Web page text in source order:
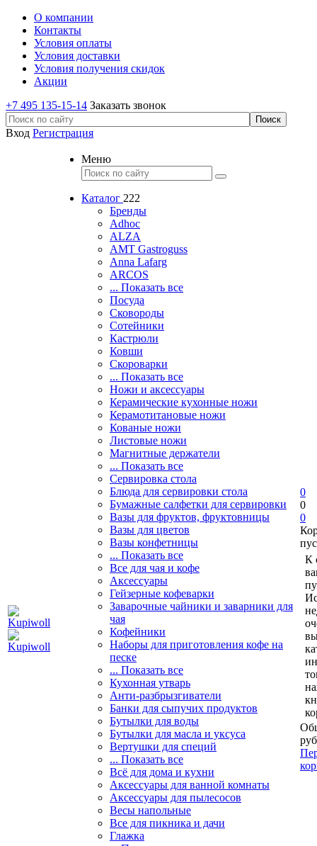
О компании
Контакты
Условия оплаты
Условия доставки
Условия получения скидок
Акции
+7 495 135-15-14 Заказать звонок
Вход Регистрация
Меню
Каталог 222
Бренды
Adhoc
ALZA
AMT Gastroguss
Anna Lafarg
ARCOS
... Показать все
Посуда
Сковороды
Сотейники
Кастрюли
Ковши
Скороварки
... Показать все
Ножи и аксессуары
Керамические кухонные ножи
Керамотитановые ножи
Кованые ножи
Листовые ножи
Магнитные держатели
... Показать все
Сервировка стола
Блюда для сервировки стола
Бумажные салфетки для сервировки
Вазы для фруктов, фруктовницы
Вазы для цветов
Вазы конфетницы
... Показать все
Все для чая и кофе
Аксессуары
Гейзерные кофеварки
Заварочные чайники и заварники для
чая
Кофейники
Наборы для приготовления кофе на
песке
... Показать все
Кухонная утварь
Анти-разбрызгиватели
Банки для сыпучих продуктов
Бутылки для воды
Бутылки для масла и уксуса
Вертушки для специй
... Показать все
Всё для дома и кухни
Аксессуары для ванной комнаты
Аксессуары для пылесосов
Весы напольные
Все для пикника и дачи
Глажка
0
0
0
К